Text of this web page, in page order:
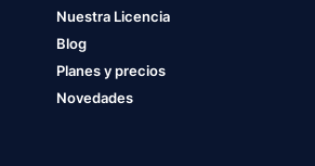
Nuestra Licencia
Blog
Planes y precios
Novedades